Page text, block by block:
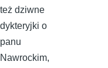
też dziwne
dykteryjki o
panu
Nawrockim,